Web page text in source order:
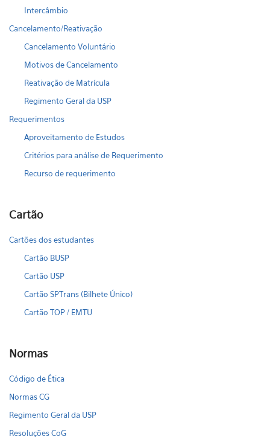
Intercâmbio
Cancelamento/Reativação
Cancelamento Voluntário
Motivos de Cancelamento
Reativação de Matrícula
Regimento Geral da USP
Requerimentos
Aproveitamento de Estudos
Critérios para análise de Requerimento
Recurso de requerimento
Cartão
Cartões dos estudantes
Cartão BUSP
Cartão USP
Cartão SPTrans (Bilhete Único)
Cartão TOP / EMTU
Normas
Código de Ética
Normas CG
Regimento Geral da USP
Resoluções CoG